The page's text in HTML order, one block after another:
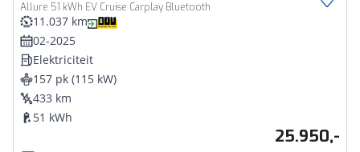
Allure 51 kWh EV Cruise Carplay Bluetooth
11.037 km
02-2025
Elektriciteit
157 pk (115 kW)
433 km
51 kWh
25.950,-